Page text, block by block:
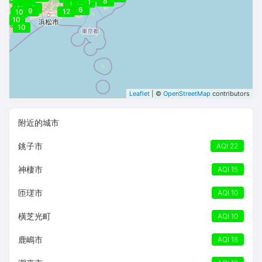
11
12
9
10 10
10
12
9
10
6
10
9
10
6
Leaflet | © OpenStreetMap contributors
附近的城市
銚子市 AQI 22
神棲市 AQI 15
匝瑳市 AQI 10
橫芝光町 AQI 10
鹿嶋市 AQI 18